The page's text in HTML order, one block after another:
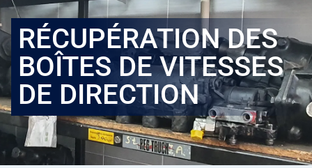
RÉCUPÉRATION DES
BOÎTES DE VITESSES
DE DIRECTION